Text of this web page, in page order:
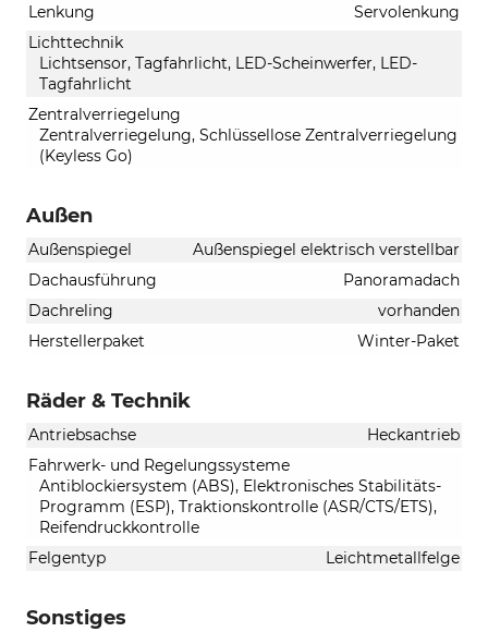
Lenkung
Servolenkung
Lichttechnik
Lichtsensor, Tagfahrlicht, LED-Scheinwerfer, LED-
Tagfahrlicht
Zentralverriegelung
Zentralverriegelung, Schlüssellose Zentralverriegelung
(Keyless Go)
Außen
Außenspiegel
Außenspiegel elektrisch verstellbar
Dachausführung
Panoramadach
Dachreling
vorhanden
Herstellerpaket
Winter-Paket
Räder & Technik
Antriebsachse
Heckantrieb
Fahrwerk- und Regelungssysteme
Antiblockiersystem (ABS), Elektronisches Stabilitäts-
Programm (ESP), Traktionskontrolle (ASR/CTS/ETS),
Reifendruckkontrolle
Felgentyp
Leichtmetallfelge
Sonstiges